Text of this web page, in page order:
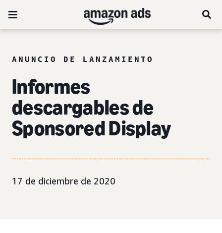
ANUNCIO DE LANZAMIENTO
Informes
descargables de
Sponsored Display
17 de diciembre de 2020